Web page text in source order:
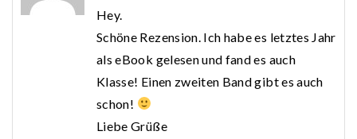
Hey.
Schöne Rezension. Ich habe es letztes Jahr
als eBook gelesen und fand es auch
Klasse! Einen zweiten Band gibt es auch
schon!
Liebe Grüße